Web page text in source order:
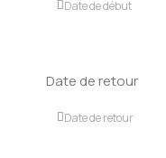
Date de retour